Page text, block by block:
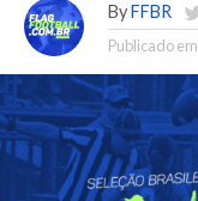
By FFBR
Publicado em